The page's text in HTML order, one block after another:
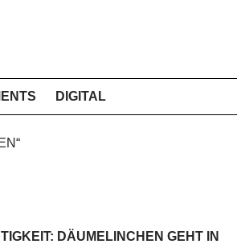
DIGITAL
DÄUMELINCHEN GEHT IN